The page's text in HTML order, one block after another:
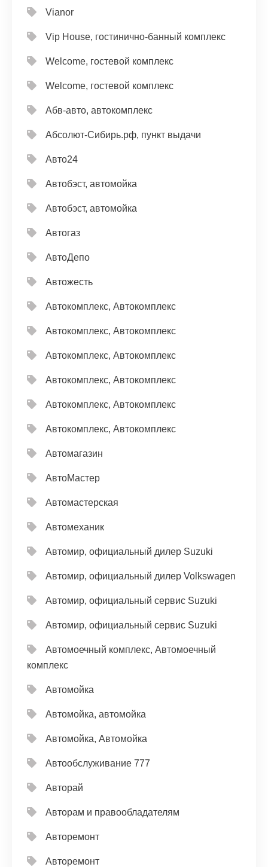
Vianor
Vip House, гостинично-банный комплекс
Welcome, гостевой комплекс
Welcome, гостевой комплекс
Абв-авто, автокомплекс
Абсолют-Сибирь.рф, пункт выдачи
Авто24
Автобэст, автомойка
Автобэст, автомойка
Автогаз
АвтоДепо
Автожесть
Автокомплекс, Автокомплекс
Автокомплекс, Автокомплекс
Автокомплекс, Автокомплекс
Автокомплекс, Автокомплекс
Автокомплекс, Автокомплекс
Автокомплекс, Автокомплекс
Автомагазин
АвтоМастер
Автомастерская
Автомеханик
Автомир, официальный дилер Suzuki
Автомир, официальный дилер Volkswagen
Автомир, официальный сервис Suzuki
Автомир, официальный сервис Suzuki
Автомоечный комплекс, Автомоечный
комплекс
Автомойка
Автомойка, автомойка
Автомойка, Автомойка
Автообслуживание 777
Авторай
Авторам и правообладателям
Авторемонт
Авторемонт